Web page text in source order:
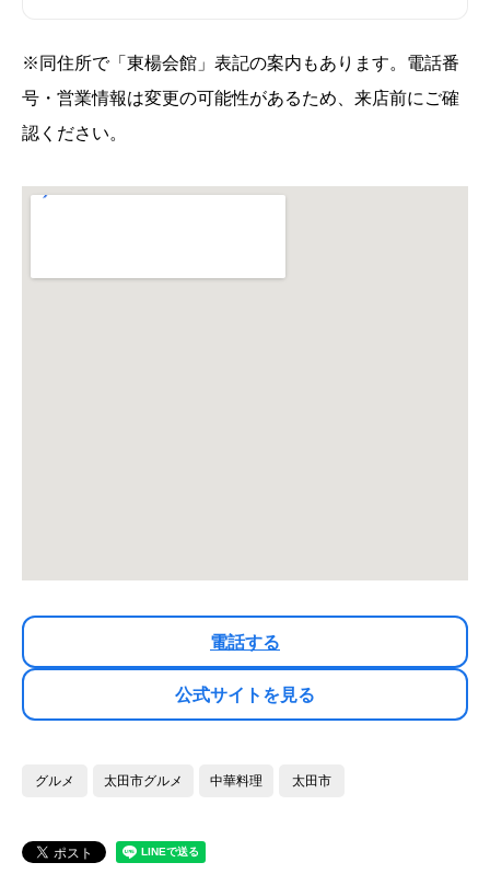
※同住所で「東楊会館」表記の案内もあります。電話番
号・営業情報は変更の可能性があるため、来店前にご確
認ください。
電話する
公式サイトを見る
グルメ 太田市グルメ 中華料理 太田市